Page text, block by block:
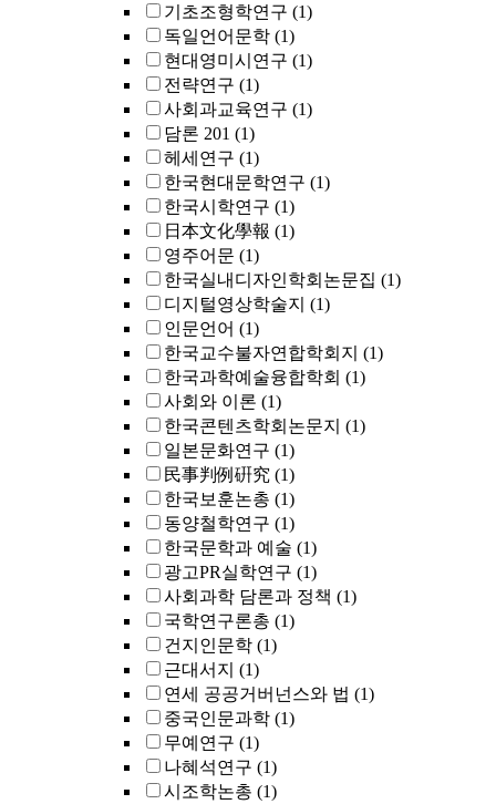
기초조형학연구 (1)
독일언어문학 (1)
현대영미시연구 (1)
전략연구 (1)
사회과교육연구 (1)
담론 201 (1)
헤세연구 (1)
한국현대문학연구 (1)
한국시학연구 (1)
日本文化學報 (1)
영주어문 (1)
한국실내디자인학회논문집 (1)
디지털영상학술지 (1)
인문언어 (1)
한국교수불자연합학회지 (1)
한국과학예술융합학회 (1)
사회와 이론 (1)
한국콘텐츠학회논문지 (1)
일본문화연구 (1)
民事判例硏究 (1)
한국보훈논총 (1)
동양철학연구 (1)
한국문학과 예술 (1)
광고PR실학연구 (1)
사회과학 담론과 정책 (1)
국학연구론총 (1)
건지인문학 (1)
근대서지 (1)
연세 공공거버넌스와 법 (1)
중국인문과학 (1)
무예연구 (1)
나혜석연구 (1)
시조학논총 (1)